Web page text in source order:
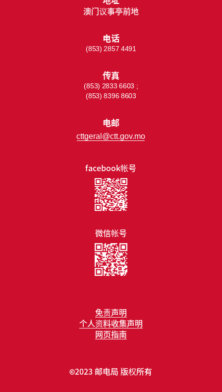
免责声明
个人资料收集声明
网页指南
facebook帐号
微信帐号
澳门议事亭前地
电话
(853) 2857 4491
传真
(853) 2833 6603 ;
(853) 8396 8603
电邮
cttgeral@ctt.gov.mo
©2023 邮电局 版权所有